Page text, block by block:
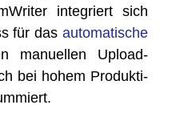
inte­griert sich
für das auto­ma­ti­sche
manu­el­len Upload-
bei hohem Pro­duk­ti­